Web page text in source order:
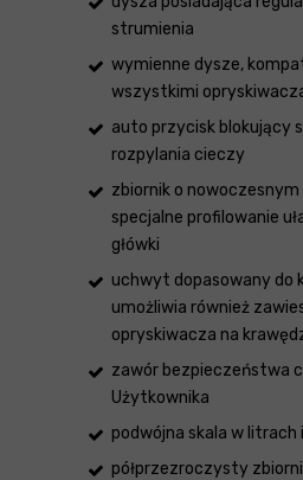
strumienia
wymienne dysze,
wszystkimi
auto przycisk blokujący
rozpylania cieczy
zbiornik o nowoczesnym
specjalne profilowanie
główki
uchwyt dopasowany do
umożliwia również
opryskiwacza na
zawór bezpieczeństwa
Użytkownika
podwójna skala w litrach
półprzezroczysty